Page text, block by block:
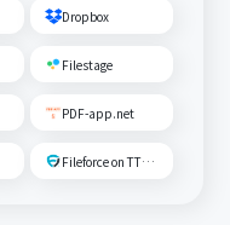
Dropbox
Filestage
PDF-app.net
Fileforce on TTS Cloud